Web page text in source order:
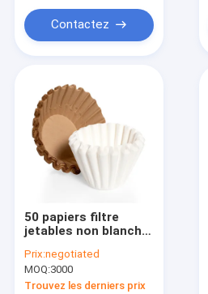
Contactez
50 papiers filtre
jetables non blanchis
le fabricant de café
Prix:negotiated
MOQ:3000
Trouvez les derniers prix